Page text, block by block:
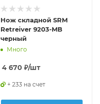
Нож складной SRM
Retreiver 9203-MB
черный
Много
4 670 ₽/шт
+ 233 на счет